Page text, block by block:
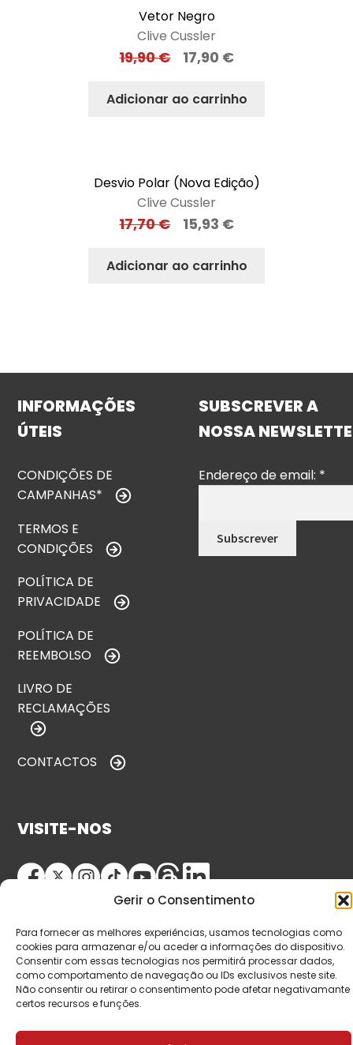
Gerir o Consentimento
Para fornecer as melhores experiências, usamos tecnologias como
cookies para armazenar e/ou aceder a informações do dispositivo.
Consentir com essas tecnologias nos permitirá processar dados,
como comportamento de navegação ou IDs exclusivos neste site.
Não consentir ou retirar o consentimento pode afetar negativamante
certos recursos e funções.
Vetor Negro
Clive Cussler
19,90€ 17,90 €
Adicionar ao carrinho
Desvio Polar (Nova Edição)
Clive Cussler
17,70€ 15,93 €
Adicionar ao carrinho
INFORMAÇÕES
ÚTEIS
CONDIÇÕES DE
CAMPANHAS*
TERMOS E
CONDIÇÕES
POLÍTICA DE
PRIVACIDADE
POLÍTICA DE
REEMBOLSO
LIVRO DE
RECLAMAÇÕES
CONTACTOS
SUBSCREVER A
NOSSA
Endereço de email: *
VISITE-NOS
© Copyright 2026 Saída de Emergência. Todos os
direitos reservados.